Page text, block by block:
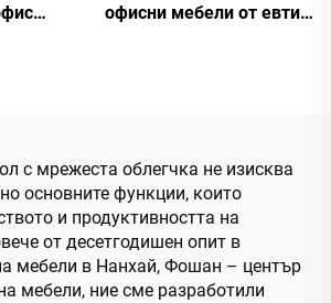
офисни мебели от евтин
с мрежеста облегчка не изисква
основните функции, които
и продуктивността на
от десетгодишен опит в
мебели в Нанхай, Фошан – център
мебели, ние сме разработили